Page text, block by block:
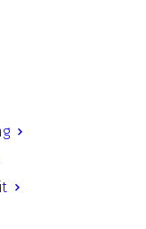
Natur
als unsere
von
für